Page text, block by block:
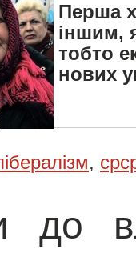
Перша
іншим,
тобто
нових
,
до